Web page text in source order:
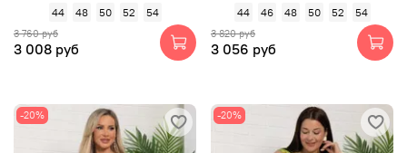
44 48 50 52 54
3 760 руб
3 008 руб
44 46 48 50 52 54
3 820 руб
3 056 руб
-20% -20%